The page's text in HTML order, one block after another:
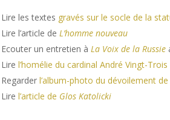
Lire les textes gravés sur le socle de la
Lire l’article de L’homme nouveau
Ecouter un entretien à La Voix de la Russie
Lirel’homélie du cardinal André Vingt-Trois
Regarderl’album-photo du dévoilement
Lirel’article de Glos Katolicki